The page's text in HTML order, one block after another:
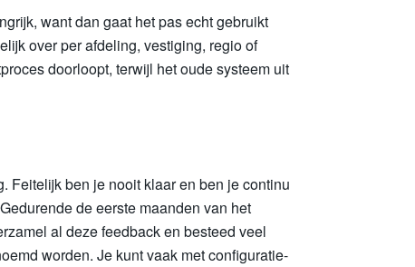
want dan gaat het pas echt gebruikt
over per afdeling, vestiging, regio of
doorloopt, terwijl het oude systeem uit
Feitelijk ben je nooit klaar en ben je continu
de eerste maanden van het
al deze feedback en besteed veel
worden. Je kunt vaak met configuratie-